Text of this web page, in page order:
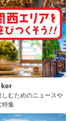
しむためのニュースや
特集